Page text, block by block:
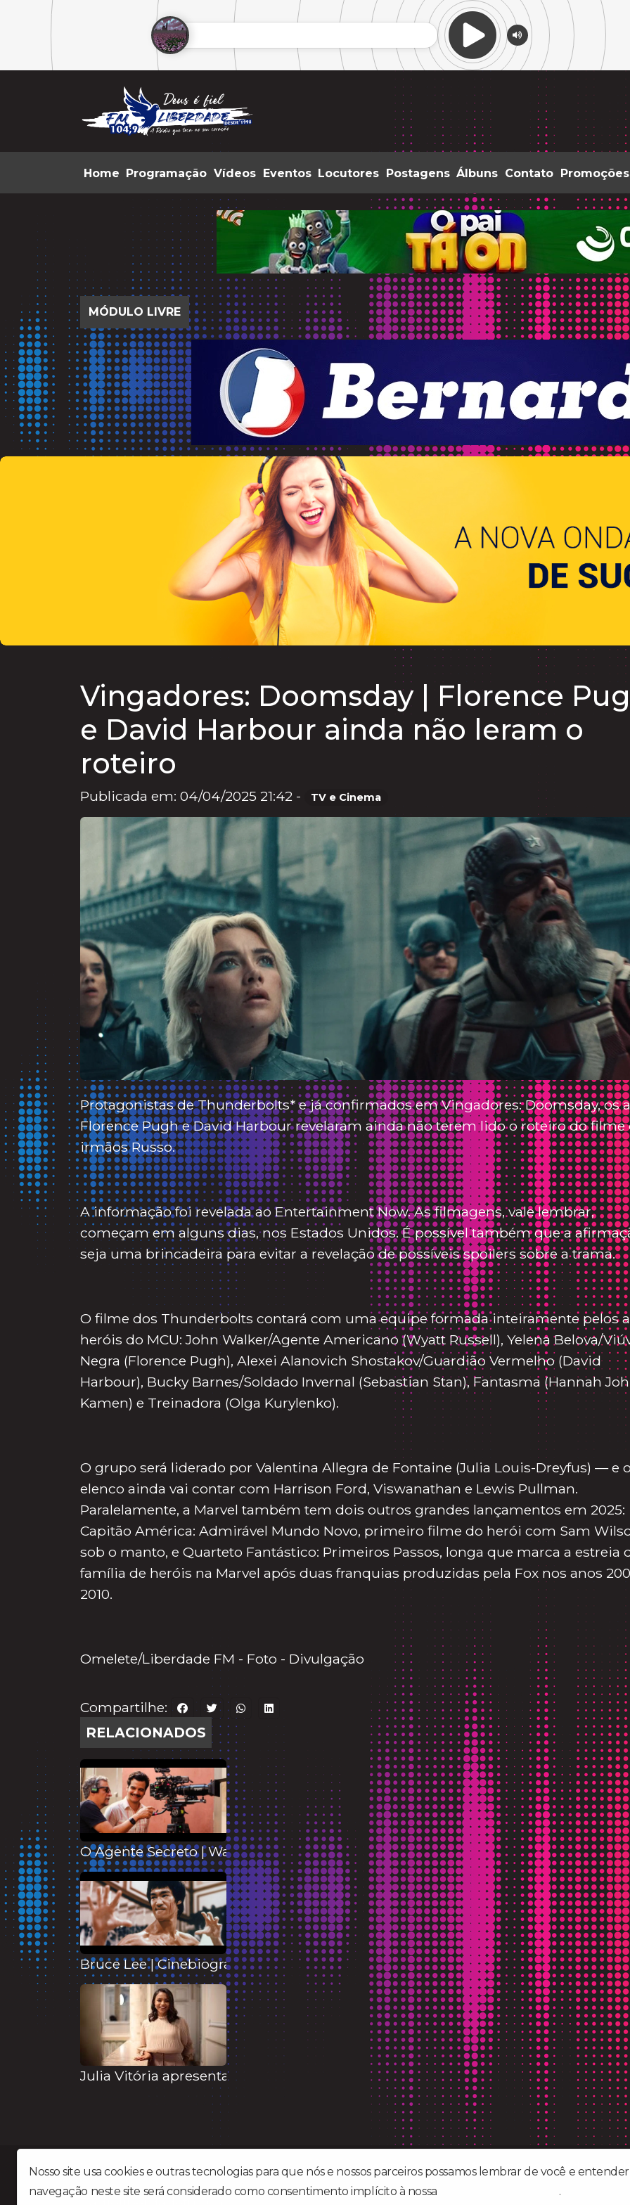
Home Programação Vídeos Eventos Locutores Postagens Álbuns Contato Promoções
MÓDULO LIVRE
Vingadores: Doomsday | Florence
e David Harbour ainda não leram o
roteiro
Publicada em: 04/04/2025 21:42 - TV e Cinema
Protagonistas de Thunderbolts* e já confirmados em Vingadores: Doomsday, os
Florence Pugh e David Harbour revelaram ainda não terem lido o roteiro do filme
irmãos Russo.
A informação foi revelada ao Entertainment Now. As filmagens, vale lembrar,
começam em alguns dias, nos Estados Unidos. É possível também que a
seja uma brincadeira para evitar a revelação de possíveis spoilers sobre a trama.
O filme dos Thunderbolts contará com uma equipe formada inteiramente pelos
heróis do MCU: John Walker/Agente Americano (Wyatt Russell), Yelena Belova/
Negra (Florence Pugh), Alexei Alanovich Shostakov/Guardião Vermelho (David
Harbour), Bucky Barnes/Soldado Invernal (Sebastian Stan), Fantasma (Hannah
Kamen) e Treinadora (Olga Kurylenko).
O grupo será liderado por Valentina Allegra de Fontaine (Julia Louis-Dreyfus) — e
elenco ainda vai contar com Harrison Ford, Viswanathan e Lewis Pullman.
Paralelamente, a Marvel também tem dois outros grandes lançamentos em 2025:
Capitão América: Admirável Mundo Novo, primeiro filme do herói com Sam
sob o manto, e Quarteto Fantástico: Primeiros Passos, longa que marca a estreia
família de heróis na Marvel após duas franquias produzidas pela Fox nos anos
2010.
Omelete/Liberdade FM - Foto - Divulgação
Compartilhe:
RELACIONADOS
O Agente Secreto | Wagner Moura dança frevo na estreia do filme em Cannes
Bruce Lee | Cinebiografia está com problema de orçamento, diz Ang Lee
Julia Vitória apresenta nova música “Princípio e Fim”
Nosso site usa cookies e outras tecnologias para que nós e nossos parceiros possamos lembrar de você e
navegação neste site será considerado como consentimento implícito à nossa
.
Rádio Liberdade FM é uma emissora Gospel situada na cidade de Patrocínio MG no triângulo mineiro a mais de 25 anos